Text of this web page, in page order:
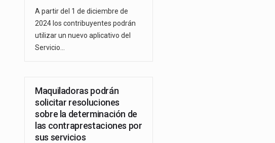
A partir del 1 de diciembre de
2024 los contribuyentes podrán
utilizar un nuevo aplicativo del
Servicio…
Maquiladoras podrán
solicitar resoluciones
sobre la determinación de
las contraprestaciones por
sus servicios